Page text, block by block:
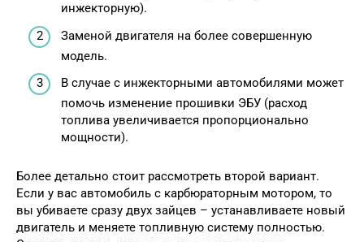
инжекторную).
Заменой двигателя на более совершенную
модель.
В случае с инжекторными автомобилями может
помочь изменение прошивки ЭБУ (расход
топлива увеличивается пропорционально
мощности).
Более детально стоит рассмотреть второй вариант.
Если у вас автомобиль с карбюраторным мотором, то
вы убиваете сразу двух зайцев – устанавливаете новый
двигатель и меняете топливную систему полностью.